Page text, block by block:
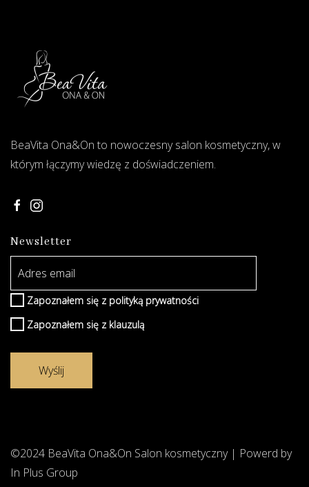
BeaVita Ona&On to nowoczesny salon kosmetyczny, w
którym łączymy wiedzę z doświadczeniem.
Newsletter
Zapoznałem się z polityką prywatności
Zapoznałem się z klauzulą
©2024 BeaVita Ona&On Salon kosmetyczny | Powerd by
In Plus Group